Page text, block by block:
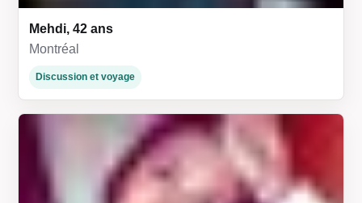
Mehdi, 42 ans
Montréal
Discussion et voyage